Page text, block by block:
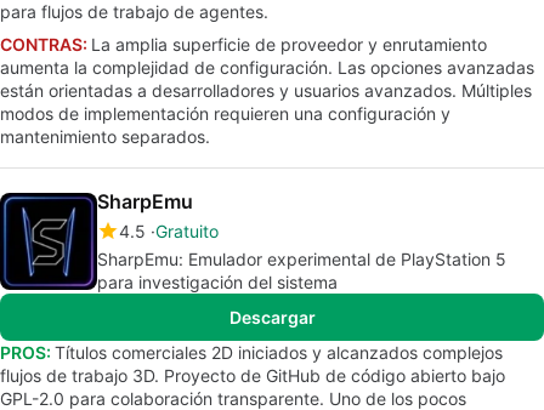
para flujos de trabajo de agentes.
CONTRAS: La amplia superficie de proveedor y enrutamiento
aumenta la complejidad de configuración. Las opciones avanzadas
están orientadas a desarrolladores y usuarios avanzados. Múltiples
modos de implementación requieren una configuración y
mantenimiento separados.
SharpEmu
4.5 Gratuito
SharpEmu: Emulador experimental de PlayStation 5
para investigación del sistema
Descargar
PROS: Títulos comerciales 2D iniciados y alcanzados complejos
flujos de trabajo 3D. Proyecto de GitHub de código abierto bajo
GPL-2.0 para colaboración transparente. Uno de los pocos